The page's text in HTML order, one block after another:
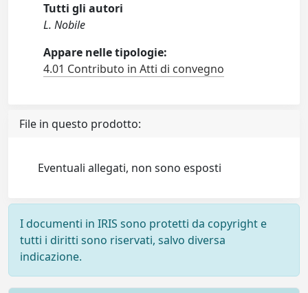
Tutti gli autori
L. Nobile
Appare nelle tipologie:
4.01 Contributo in Atti di convegno
File in questo prodotto:
Eventuali allegati, non sono esposti
I documenti in IRIS sono protetti da copyright e
tutti i diritti sono riservati, salvo diversa
indicazione.